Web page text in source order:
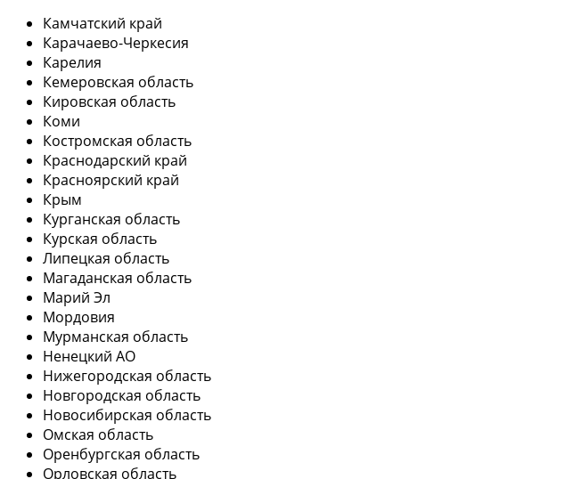
Камчатский край
Карачаево-Черкесия
Карелия
Кемеровская область
Кировская область
Коми
Костромская область
Краснодарский край
Красноярский край
Крым
Курганская область
Курская область
Липецкая область
Магаданская область
Марий Эл
Мордовия
Мурманская область
Ненецкий АО
Нижегородская область
Новгородская область
Новосибирская область
Омская область
Оренбургская область
Орловская область